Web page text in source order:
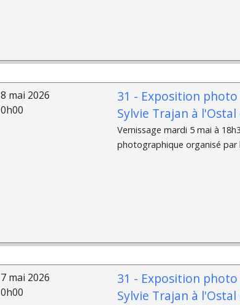
8 mai 2026
0h00
31 - Exposition
Sylvie Trajan à
Vernissage mardi 5 mai à
photographique organisé par
7 mai 2026
0h00
31 - Exposition
Sylvie Trajan à